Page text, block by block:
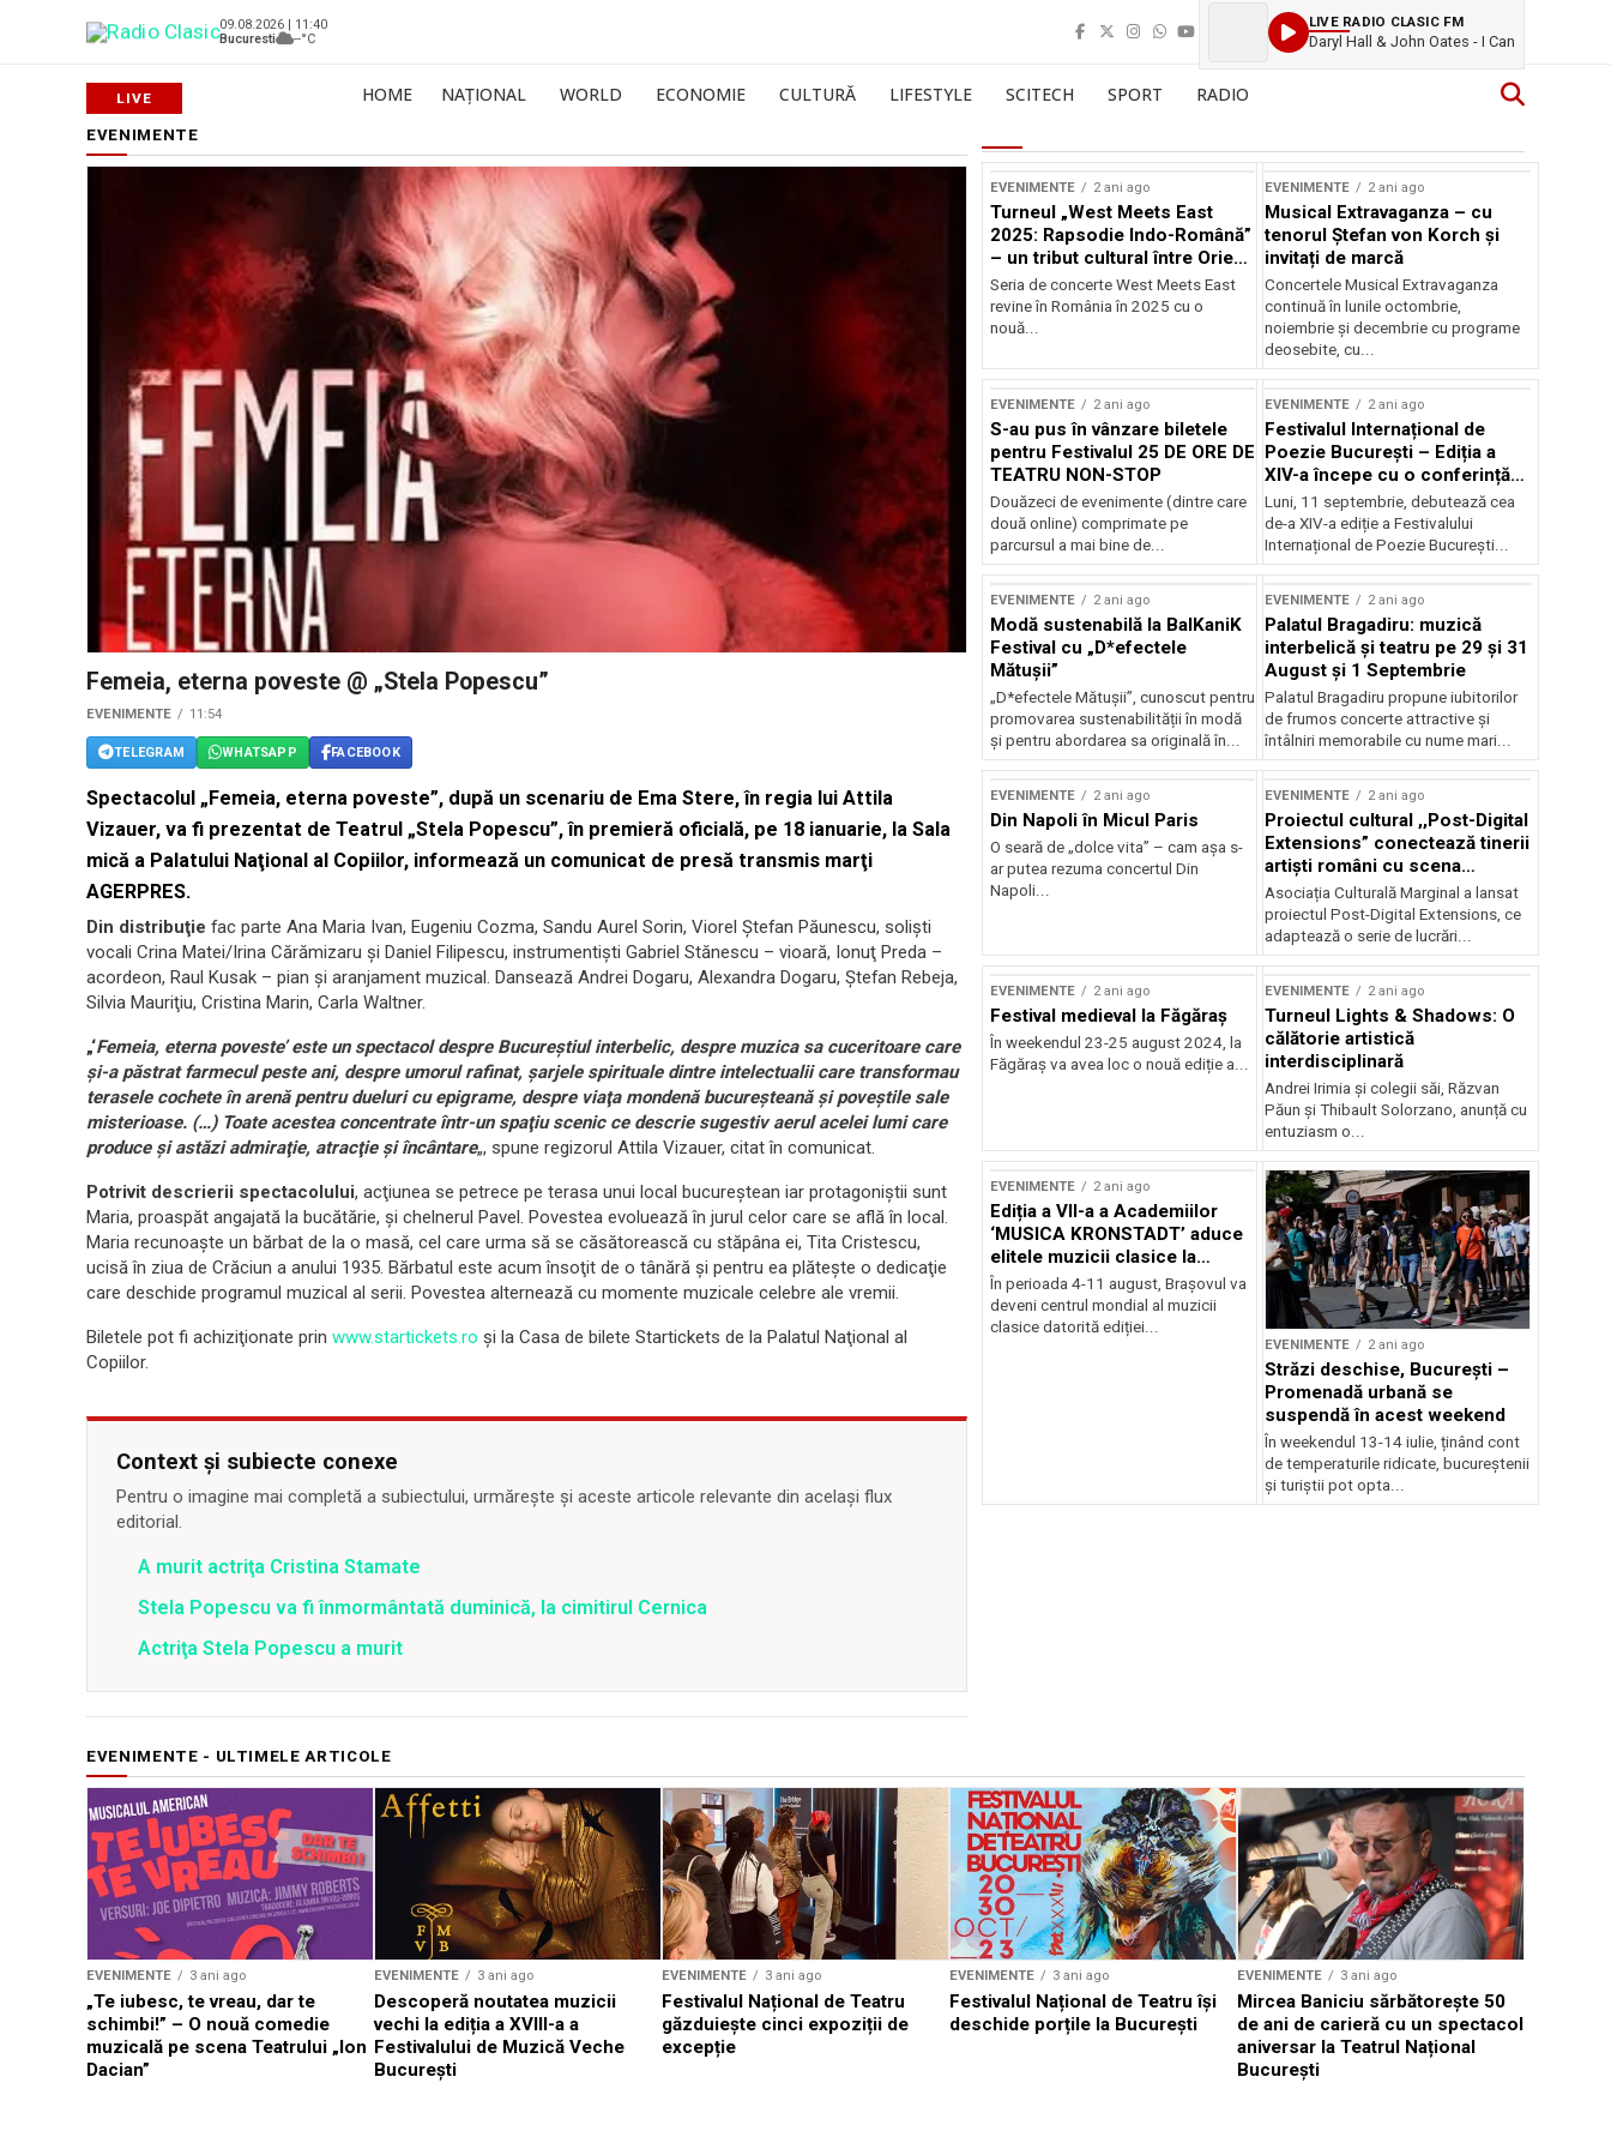
09.08.2026 | 11:40
Bucuresti
--°C
LIVE RADIO CLASIC FM
Daryl Hall & John Oates - I Can
HOME NAȚIONAL WORLD ECONOMIE CULTURĂ LIFESTYLE SCITECH SPORT RADIO
EVENIMENTE
Femeia, eterna poveste @ „Stela Popescu”
EVENIMENTE 11:54
TELEGRAM WHATSAPP FACEBOOK
Spectacolul „Femeia, eterna poveste”, după un scenariu de Ema Stere, în regia lui Attila
Vizauer, va fi prezentat de Teatrul „Stela Popescu”, în premieră oficială, pe 18 ianuarie, la Sala
mică a Palatului Naţional al Copiilor, informează un comunicat de presă transmis marţi
AGERPRES.
Din distribuţie fac parte Ana Maria Ivan, Eugeniu Cozma, Sandu Aurel Sorin, Viorel Ştefan Păunescu, solişti
vocali Crina Matei/Irina Cărămizaru şi Daniel Filipescu, instrumentişti Gabriel Stănescu – vioară, Ionuţ Preda –
acordeon, Raul Kusak – pian şi aranjament muzical. Dansează Andrei Dogaru, Alexandra Dogaru, Ştefan Rebeja,
Silvia Mauriţiu, Cristina Marin, Carla Waltner.
„‘Femeia, eterna poveste’este un spectacol despre Bucureştiul interbelic, despre muzica sa cuceritoare care
şi-a păstrat farmecul peste ani, despre umorul rafinat, şarjele spirituale dintre intelectualii care transformau
terasele cochete în arenă pentru dueluri cu epigrame, despre viaţa mondenă bucureşteană şi poveştile sale
misterioase. (…) Toate acestea concentrate într-un spaţiu scenic ce descrie sugestiv aerul acelei lumi care
produce şi astăzi admiraţie, atracţie şi încântare„, spune regizorul Attila Vizauer, citat în comunicat.
Potrivit descrierii spectacolului, acţiunea se petrece pe terasa unui local bucureştean iar protagoniştii sunt
Maria, proaspăt angajată la bucătărie, şi chelnerul Pavel. Povestea evoluează în jurul celor care se află în local.
Maria recunoaşte un bărbat de la o masă, cel care urma să se căsătorească cu stăpâna ei, Tita Cristescu,
ucisă în ziua de Crăciun a anului 1935. Bărbatul este acum însoţit de o tânără şi pentru ea plăteşte o dedicaţie
care deschide programul muzical al serii. Povestea alternează cu momente muzicale celebre ale vremii.
Biletele pot fi achiziţionate prin www.startickets.ro şi la Casa de bilete Startickets de la Palatul Naţional al
Copiilor.
Context și subiecte conexe
Pentru o imagine mai completă a subiectului, urmărește și aceste articole relevante din același flux
editorial.
A murit actriţa Cristina Stamate
Stela Popescu va fi înmormântată duminică, la cimitirul Cernica
Actriţa Stela Popescu a murit
EVENIMENTE 2 ani ago
Turneul „West Meets East
2025: Rapsodie Indo-Română”
– un tribut cultural între Orient
și Occident
Seria de concerte West Meets East
revine în România în 2025 cu o
nouă...
EVENIMENTE 2 ani ago
Musical Extravaganza – cu
tenorul Ștefan von Korch și
invitați de marcă
Concertele Musical Extravaganza
continuă în lunile octombrie,
noiembrie şi decembrie cu programe
deosebite, cu...
EVENIMENTE 2 ani ago
S-au pus în vânzare biletele
pentru Festivalul 25 DE ORE DE
TEATRU NON-STOP
Douăzeci de evenimente (dintre care
două online) comprimate pe
parcursul a mai bine de...
EVENIMENTE 2 ani ago
Festivalul Internațional de
Poezie București – Ediția a
XIV-a începe cu o conferință
despre limba română
susținută de Marco Lucchesi
Luni, 11 septembrie, debutează cea
de-a XIV-a ediție a Festivalului
Internațional de Poezie București...
EVENIMENTE 2 ani ago
Modă sustenabilă la BalKaniK
Festival cu „D*efectele
Mătușii”
„D*efectele Mătușii”, cunoscut pentru
promovarea sustenabilității în modă
și pentru abordarea sa originală în...
EVENIMENTE 2 ani ago
Palatul Bragadiru: muzică
interbelică şi teatru pe 29 şi 31
August şi 1 Septembrie
Palatul Bragadiru propune iubitorilor
de frumos concerte attractive şi
întâlniri memorabile cu nume mari...
EVENIMENTE 2 ani ago
Din Napoli în Micul Paris
O seară de „dolce vita” – cam așa s-
ar putea rezuma concertul Din
Napoli...
EVENIMENTE 2 ani ago
Proiectul cultural ,,Post-Digital
Extensions” conectează tinerii
artiști români cu scena
internațională
Asociația Culturală Marginal a lansat
proiectul Post-Digital Extensions, ce
adaptează o serie de lucrări...
EVENIMENTE 2 ani ago
Festival medieval la Făgăraș
În weekendul 23-25 august 2024, la
Făgăraș va avea loc o nouă ediție a...
EVENIMENTE 2 ani ago
Turneul Lights & Shadows: O
călătorie artistică
interdisciplinară
Andrei Irimia și colegii săi, Răzvan
Păun și Thibault Solorzano, anunță cu
entuziasm o...
EVENIMENTE 2 ani ago
Ediția a VII-a a Academiilor
‘MUSICA KRONSTADT’ aduce
elitele muzicii clasice la
Brașov
În perioada 4-11 august, Brașovul va
deveni centrul mondial al muzicii
clasice datorită ediției...
EVENIMENTE 2 ani ago
Străzi deschise, București –
Promenadă urbană se
suspendă în acest weekend
În weekendul 13-14 iulie, ținând cont
de temperaturile ridicate, bucureștenii
și turiștii pot opta...
EVENIMENTE - ULTIMELE ARTICOLE
EVENIMENTE 3 ani ago
„Te iubesc, te vreau, dar te
schimbi!” – O nouă comedie
muzicală pe scena Teatrului „Ion
Dacian”
EVENIMENTE 3 ani ago
Descoperă noutatea muzicii
vechi la ediția a XVIII-a a
Festivalului de Muzică Veche
București
EVENIMENTE 3 ani ago
Festivalul Național de Teatru
găzduiește cinci expoziții de
excepție
EVENIMENTE 3 ani ago
Festivalul Național de Teatru își
deschide porțile la București
EVENIMENTE 3 ani ago
Mircea Baniciu sărbătorește 50
de ani de carieră cu un spectacol
aniversar la Teatrul Național
București